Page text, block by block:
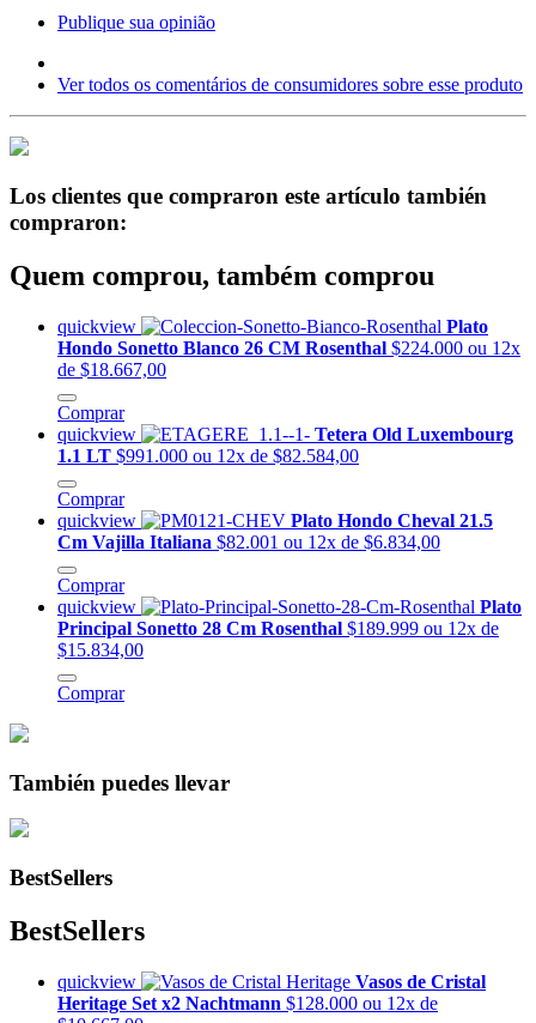
Publique sua opinião
Ver todos os comentários de consumidores sobre esse produto
Los clientes que compraron este artículo también
compraron:
Quem comprou, também comprou
quickview
Plato
Hondo Sonetto Blanco 26 CM Rosenthal $224.000 ou 12x
de $18.667,00
Comprar
quickview
Tetera Old Luxembourg
1.1 LT $991.000 ou 12x de $82.584,00
Comprar
quickview
Plato Hondo Cheval 21.5
Cm Vajilla Italiana $82.001 ou 12x de $6.834,00
Comprar
quickview
Plato
Principal Sonetto 28 Cm Rosenthal $189.999 ou 12x de
$15.834,00
Comprar
También puedes llevar
BestSellers
BestSellers
quickview
Vasos de Cristal
Heritage Set x2 Nachtmann $128.000 ou 12x de